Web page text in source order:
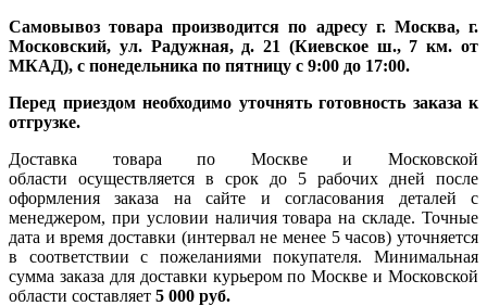
Самовывоз товара производится по адресу г. Москва, г.
Московский, ул. Радужная, д. 21 (Киевское ш., 7 км. от
МКАД), с понедельника по пятницу с 9:00 до 17:00.
Перед приездом необходимо уточнять готовность заказа к
отгрузке.
Доставка товара по Москве и Московской
области осуществляется в срок до 5 рабочих дней после
оформления заказа на сайте и согласования деталей с
менеджером, при условии наличия товара на складе. Точные
дата и время доставки (интервал не менее 5 часов) уточняется
в соответствии с пожеланиями покупателя. Минимальная
сумма заказа для доставки курьером по Москве и Московской
области составляет 5 000 руб.